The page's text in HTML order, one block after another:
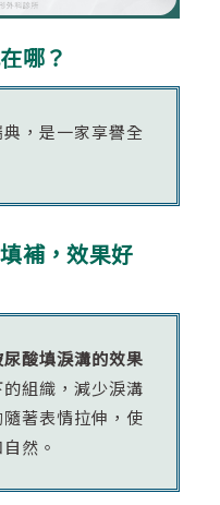
哪？
，是一家享譽全
補，效果好
酸填淚溝的效果
組織，減少淚溝
著表情拉伸，使
然。